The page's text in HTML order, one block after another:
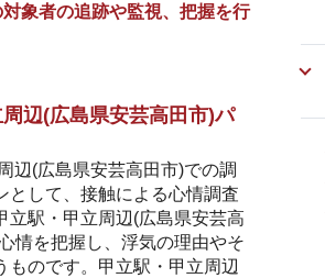
象者の追跡や監視、把握を行
辺(広島県安芸高田市)パ
辺(広島県安芸高田市)での調
として、接触による心情調査
立駅・甲立周辺(広島県安芸高
情を把握し、浮気の理由やそ
ものです。甲立駅・甲立周辺